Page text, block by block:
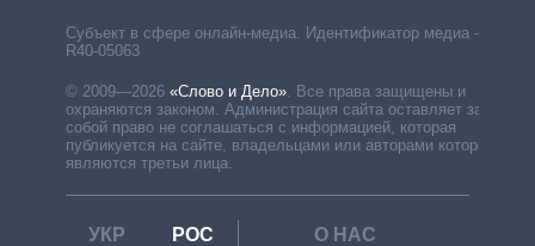
Субъект в сфере онлайн-медиа. Идентификатор медиа –
R40-05063
© 2009—2026 «Слово и Дело». Все права защищены и
охраняются законом. Администрация сайта оставляет за
собой право не соглашаться с информацией, которая
публикуется на сайте, владельцами или авторами которой
являются третьи лица.
УКР РОС
О НАС